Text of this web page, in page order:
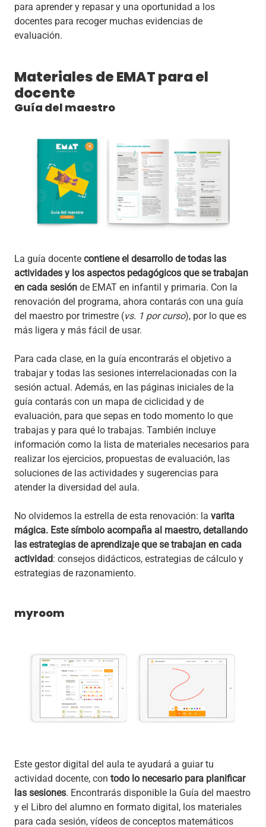
para aprender y repasar y una oportunidad a los
docentes para recoger muchas evidencias de
evaluación.
Materiales de EMAT para el
docente
Guía del maestro
La guía docente contiene el desarrollo de todas las
actividades y los aspectos pedagógicos que se trabajan
en cada sesión de EMAT en infantil y primaria. Con la
renovación del programa, ahora contarás con una guía
del maestro por trimestre (vs. 1 por curso), por lo que es
más ligera y más fácil de usar.
Para cada clase, en la guía encontrarás el objetivo a
trabajar y todas las sesiones interrelacionadas con la
sesión actual. Además, en las páginas iniciales de la
guía contarás con un mapa de ciclicidad y de
evaluación, para que sepas en todo momento lo que
trabajas y para qué lo trabajas. También incluye
información como la lista de materiales necesarios para
realizar los ejercicios, propuestas de evaluación, las
soluciones de las actividades y sugerencias para
atender la diversidad del aula.
No olvidemos la estrella de esta renovación: la varita
mágica. Este símbolo acompaña al maestro, detallando
las estrategias de aprendizaje que se trabajan en cada
actividad: consejos didácticos, estrategias de cálculo y
estrategias de razonamiento.
myroom
Este gestor digital del aula te ayudará a guiar tu
actividad docente, con todo lo necesario para planificar
las sesiones. Encontrarás disponible la Guía del maestro
y el Libro del alumno en formato digital, los materiales
para cada sesión, vídeos de conceptos matemáticos